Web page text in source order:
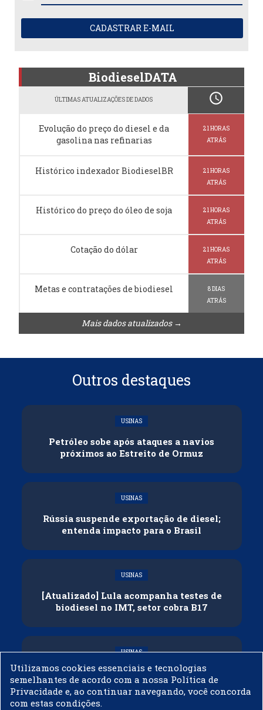
CADASTRAR E-MAIL
BiodieselDATA
ÚLTIMAS ATUALIZAÇÕES DE DADOS schedule
Evolução do preço do diesel e da
gasolina nas refinarias
21 HORAS
ATRÁS
Histórico indexador BiodieselBR
21 HORAS
ATRÁS
Histórico do preço do óleo de soja
21 HORAS
ATRÁS
Cotação do dólar
21 HORAS
ATRÁS
Metas e contratações de biodiesel
8 DIAS
ATRÁS
Mais dados atualizados →
Outros destaques
USINAS
Petróleo sobe após ataques a navios
próximos ao Estreito de Ormuz
USINAS
Rússia suspende exportação de diesel;
entenda impacto para o Brasil
USINAS
[Atualizado] Lula acompanha testes de
biodiesel no IMT, setor cobra B17
USINAS
Governo adia reunião sobre mistura de
etanol na gasolina
Utilizamos cookies essenciais e tecnologias
semelhantes de acordo com a nossa Política de
Privacidade e, ao continuar navegando, você concorda
com estas condições.